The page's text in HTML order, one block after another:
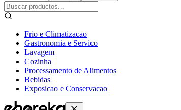
Frio e Climatizacao
Gastronomia e Servico
Lavagem
Cozinha
Processamento de Alimentos
Bebidas
Exposicao e Conservacao